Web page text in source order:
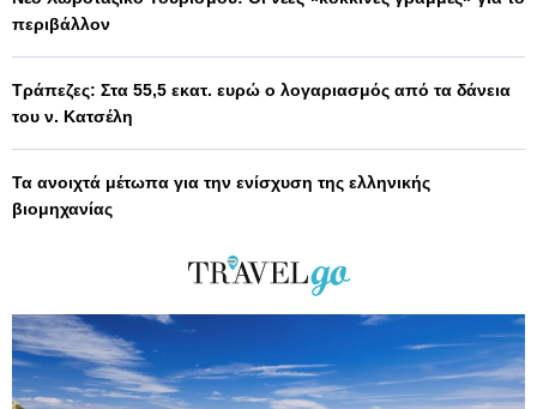
περιβάλλον
Τράπεζες: Στα 55,5 εκατ. ευρώ ο λογαριασμός από τα δάνεια
του ν. Κατσέλη
Τα ανοιχτά μέτωπα για την ενίσχυση της ελληνικής
βιομηχανίας